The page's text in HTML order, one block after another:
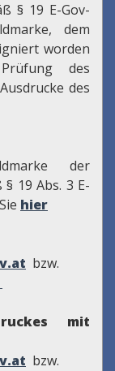
§ 19 E-Gov-
dem
worden
des
des
der
§ 19 Abs. 3 E-
hier
bzw.
mit
bzw.